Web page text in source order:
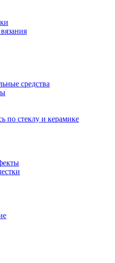
средства
по стеклу и керамике